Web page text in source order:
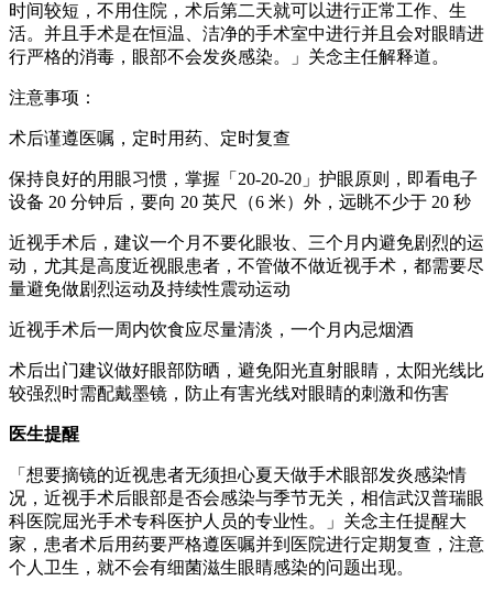
时间较短，不用住院，术后第二天就可以进行正常工作、生
活。并且手术是在恒温、洁净的手术室中进行并且会对眼睛进
行严格的消毒，眼部不会发炎感染。」关念主任解释道。
注意事项：
术后谨遵医嘱，定时用药、定时复查
保持良好的用眼习惯，掌握「20-20-20」护眼原则，即看电子
设备 20 分钟后，要向 20 英尺（6 米）外，远眺不少于 20 秒
近视手术后，建议一个月不要化眼妆、三个月内避免剧烈的运
动，尤其是高度近视眼患者，不管做不做近视手术，都需要尽
量避免做剧烈运动及持续性震动运动
近视手术后一周内饮食应尽量清淡，一个月内忌烟酒
术后出门建议做好眼部防晒，避免阳光直射眼睛，太阳光线比
较强烈时需配戴墨镜，防止有害光线对眼睛的刺激和伤害
医生提醒
「想要摘镜的近视患者无须担心夏天做手术眼部发炎感染情
况，近视手术后眼部是否会感染与季节无关，相信武汉普瑞眼
科医院屈光手术专科医护人员的专业性。」关念主任提醒大
家，患者术后用药要严格遵医嘱并到医院进行定期复查，注意
个人卫生，就不会有细菌滋生眼睛感染的问题出现。